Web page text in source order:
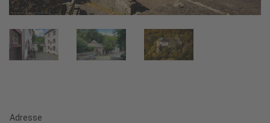
Adresse